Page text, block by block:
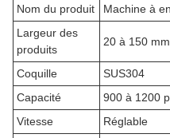
Nom du produit
Machine à
Largeur des
produits
20 à 150 mm
Coquille
SUS304
Capacité
900 à 1200
Vitesse
Réglable